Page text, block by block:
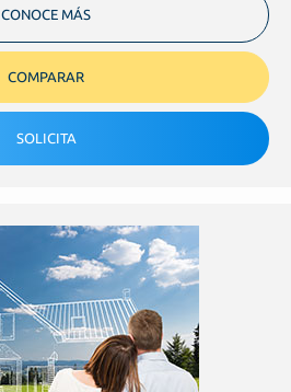
CONOCE MÁS
COMPARAR
SOLICITA